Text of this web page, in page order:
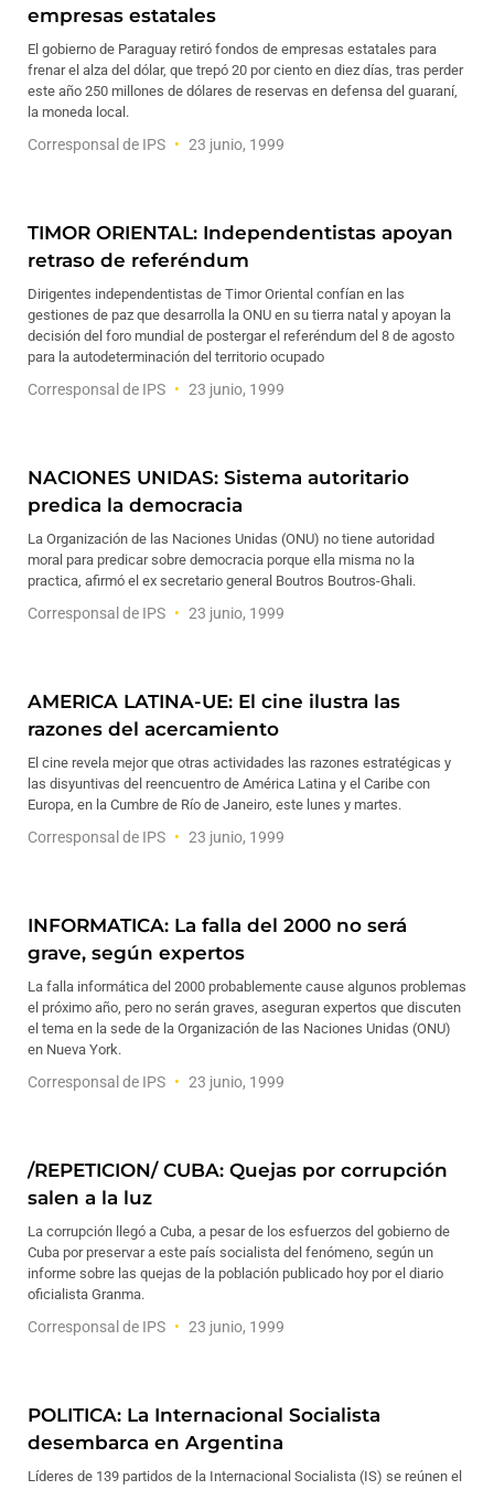
empresas estatales
El gobierno de Paraguay retiró fondos de empresas estatales para
frenar el alza del dólar, que trepó 20 por ciento en diez días, tras perder
este año 250 millones de dólares de reservas en defensa del guaraní,
la moneda local.
Corresponsal de IPS 23 junio, 1999
TIMOR ORIENTAL: Independentistas apoyan
retraso de referéndum
Dirigentes independentistas de Timor Oriental confían en las
gestiones de paz que desarrolla la ONU en su tierra natal y apoyan la
decisión del foro mundial de postergar el referéndum del 8 de agosto
para la autodeterminación del territorio ocupado
Corresponsal de IPS 23 junio, 1999
NACIONES UNIDAS: Sistema autoritario
predica la democracia
La Organización de las Naciones Unidas (ONU) no tiene autoridad
moral para predicar sobre democracia porque ella misma no la
practica, afirmó el ex secretario general Boutros Boutros-Ghali.
Corresponsal de IPS 23 junio, 1999
AMERICA LATINA-UE: El cine ilustra las
razones del acercamiento
El cine revela mejor que otras actividades las razones estratégicas y
las disyuntivas del reencuentro de América Latina y el Caribe con
Europa, en la Cumbre de Río de Janeiro, este lunes y martes.
Corresponsal de IPS 23 junio, 1999
INFORMATICA: La falla del 2000 no será
grave, según expertos
La falla informática del 2000 probablemente cause algunos problemas
el próximo año, pero no serán graves, aseguran expertos que discuten
el tema en la sede de la Organización de las Naciones Unidas (ONU)
en Nueva York.
Corresponsal de IPS 23 junio, 1999
/REPETICION/ CUBA: Quejas por corrupción
salen a la luz
La corrupción llegó a Cuba, a pesar de los esfuerzos del gobierno de
Cuba por preservar a este país socialista del fenómeno, según un
informe sobre las quejas de la población publicado hoy por el diario
oficialista Granma.
Corresponsal de IPS 23 junio, 1999
POLITICA: La Internacional Socialista
desembarca en Argentina
Líderes de 139 partidos de la Internacional Socialista (IS) se reúnen el